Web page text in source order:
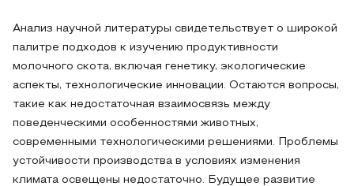
Анализ научной литературы свидетельствует о широкой
палитре подходов к изучению продуктивности
молочного скота, включая генетику, экологические
аспекты, технологические инновации. Остаются вопросы,
такие как недостаточная взаимосвязь между
поведенческими особенностями животных,
современными технологическими решениями. Проблемы
устойчивости производства в условиях изменения
климата освещены недостаточно. Будущее развитие